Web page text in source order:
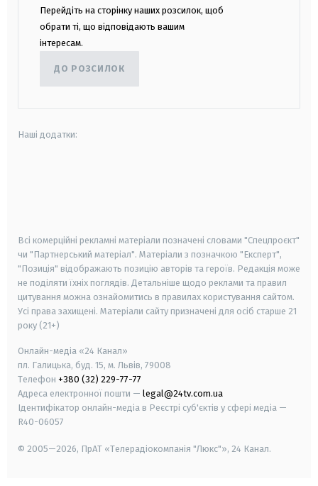
Перейдіть на сторінку наших розсилок, щоб
обрати ті, що відповідають вашим
інтересам.
ДО РОЗСИЛОК
Наші додатки:
Всі комерційні рекламні матеріали позначені словами "Спецпроєкт"
чи "Партнерський матеріал". Матеріали з позначкою "Експерт",
"Позиція" відображають позицію авторів та героїв. Редакція може
не поділяти їхніх поглядів. Детальніше щодо реклами та правил
цитування можна ознайомитись в правилах користування сайтом.
Усі права захищені. Матеріали сайту призначені для осіб старше 21
року (21+)
Онлайн-медіа «24 Канал»
пл. Галицька, буд. 15, м. Львів, 79008
Телефон +380 (32) 229-77-77
Адреса електронної пошти — legal@24tv.com.ua
Ідентифікатор онлайн-медіа в Реєстрі суб'єктів у сфері медіа —
R40-06057
© 2005—2026, ПрАТ «Телерадіокомпанія "Люкс"», 24 Канал.